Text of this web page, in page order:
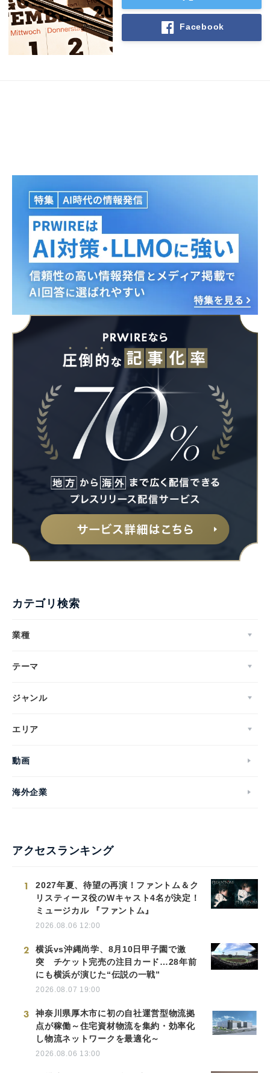
Facebook
カテゴリ検索
業種
テーマ
ジャンル
エリア
動画
海外企業
アクセスランキング
1
2027年夏、待望の再演！ファントム＆ク
リスティーヌ役のWキャスト4名が決定！
ミュージカル 『ファントム』
2026.08.06 12:00
2
横浜vs沖縄尚学、8月10日甲子園で激
突 チケット完売の注目カード…28年前
にも横浜が演じた“伝説の一戦”
2026.08.07 19:00
3
神奈川県厚木市に初の自社運営型物流拠
点が稼働～住宅資材物流を集約・効率化
し物流ネットワークを最適化～
2026.08.06 13:00
Japanese